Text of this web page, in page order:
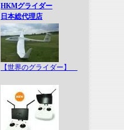
HKMグライダー
日本総代理店
【世界のグライダー】